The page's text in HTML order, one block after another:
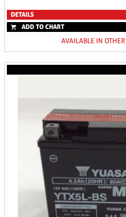
DETAILS
ADD TO CHART
AVAILABLE IN